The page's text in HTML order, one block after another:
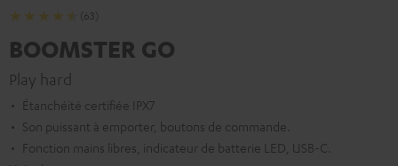
(63)
BOOMSTER GO
Play hard
Étanchéité certifiée IPX7
Son puissant à emporter, boutons de commande.
Fonction mains libres, indicateur de batterie LED, USB-C.